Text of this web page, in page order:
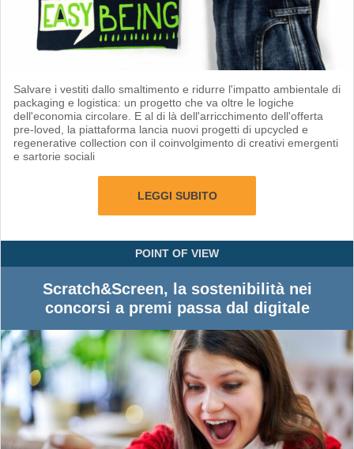
Salvare i vestiti dallo smaltimento e ridurre l'impatto ambientale di
packaging e logistica: un progetto che va oltre le logiche
dell'economia circolare. E al di là dell'arricchimento dell'offerta
pre-loved, la piattaforma lancia nuovi progetti di upcycled e
regenerative collection con il coinvolgimento di creativi emergenti
e sartorie sociali
LEGGI SUBITO
POINT OF VIEW
Scratch&Screen, la sostenibilità nei
concorsi a premi passa dal digitale